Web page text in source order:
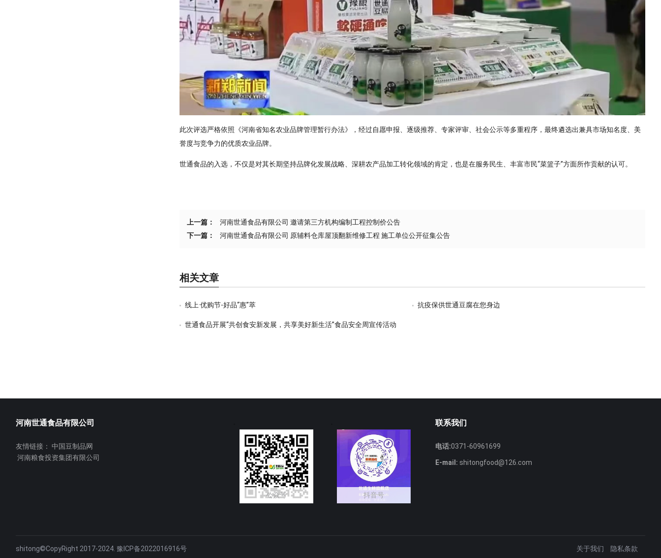
此次评选严格依照《河南省知名农业品牌管理暂行办法》，经过自愿申报、逐级推荐、专家评审、社会公示等多重程序，最终遴选出兼具市场知名度、美
誉度与竞争力的优质农业品牌。
世通食品的入选，不仅是对其长期坚持品牌化发展战略、深耕农产品加工转化领域的肯定，也是在服务民生、丰富市民“菜篮子”方面所作贡献的认可。
上一篇：
河南世通食品有限公司 邀请第三方机构编制工程控制价公告
下一篇：
河南世通食品有限公司 原辅料仓库屋顶翻新维修工程 施工单位公开征集公告
相关文章
线上·优购节-好品“惠”萃 抗疫保供世通豆腐在您身边
世通食品开展“共创食安新发展，共享美好新生活”食品安全周宣传活动
河南世通食品有限公司
友情链接： 中国豆制品网
河南粮食投资集团有限公司
公众号 抖音号
联系我们
电话:0371-60961699
E-mail: shitongfood@126.com
shitong©CopyRight 2017-2024. 豫ICP备2022016916号 关于我们 隐私条款